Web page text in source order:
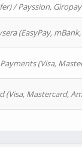
/ Payssion,
(EasyPay,
(Visa,
Mastercard,